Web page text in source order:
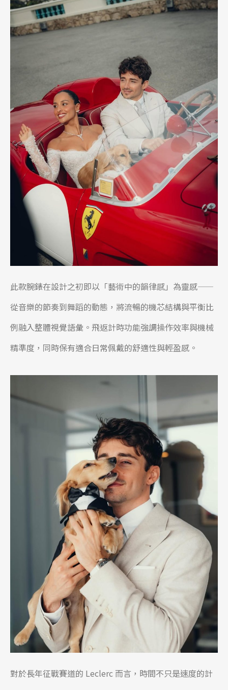
此款腕錶在設計之初即以「藝術中的韻律感」為靈感——
從音樂的節奏到舞蹈的動態，將流暢的機芯結構與平衡比
例融入整體視覺語彙。飛返計時功能強調操作效率與機械
精準度，同時保有適合日常佩戴的舒適性與輕盈感。
對於長年征戰賽道的 Leclerc 而言，時間不只是速度的計